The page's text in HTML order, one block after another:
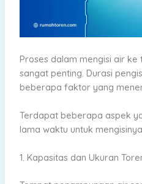
Proses dalam mengisi air
sangat penting. Durasi
beberapa faktor yang
Terdapat beberapa aspek
lama waktu untuk
1. Kapasitas dan Ukuran